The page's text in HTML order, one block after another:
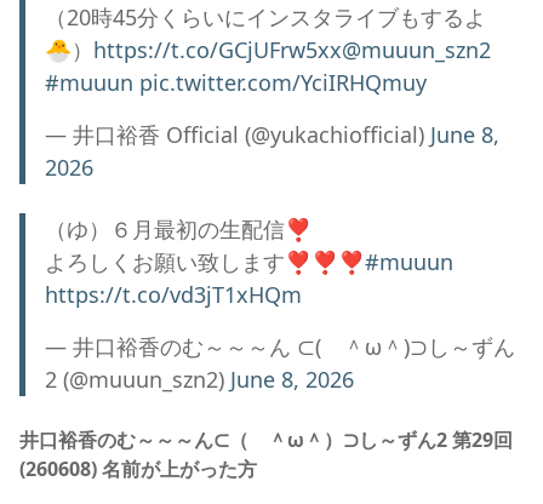
（20時45分くらいにインスタライブもするよ
🐣） https://t.co/GCjUFrw5xx@muuun_szn2
#muuun pic.twitter.com/YciIRHQmuy
— 井口裕香 Official (@yukachiofficial) June 8,
2026
（ゆ）６月最初の生配信❣️
よろしくお願い致します❣️❣️❣️#muuun
https://t.co/vd3jT1xHQm
— 井口裕香のむ～～～ん ⊂( ＾ω＾)⊃し～ずん
2 (@muuun_szn2) June 8, 2026
井口裕香のむ～～～ん⊂（ ＾ω＾）⊃し～ずん2 第29回
(260608) 名前が上がった方